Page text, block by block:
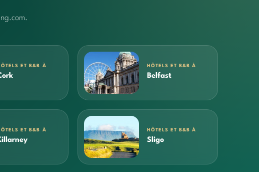
ET B&B À HÔTELS ET B&B À
Belfast
ET B&B À HÔTELS ET B&B À
Sligo